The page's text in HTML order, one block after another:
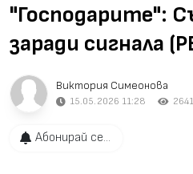
"Господарите":
заради сигнала
Виктория Симеонова
15.05.2026 11:28
Абонирай се...